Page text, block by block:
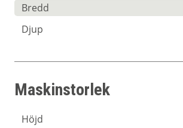
Bredd
Djup
Maskinstorlek
Höjd